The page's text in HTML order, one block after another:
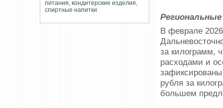
В феврале
за килограмм,
расходами и
рубля за
большем